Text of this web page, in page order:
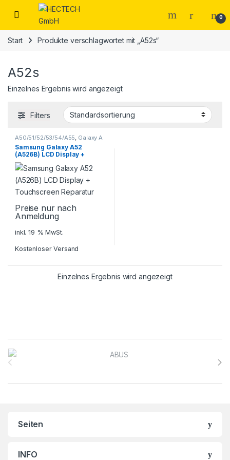
Open 0
Start Produkte verschlagwortet mit „A52s“
A52s
Einzelnes Ergebnis wird angezeigt
Filters
A50/51/52/53/54/A55, Galaxy A
Serie Samsung Smartphone
Reparatur
Samsung Galaxy A52
(A526B) LCD Display +
Touchscreen Reparatur
Preise nur nach
Anmeldung
inkl. 19 % MwSt.
Kostenloser Versand
Einzelnes Ergebnis wird angezeigt
Brands Carousel
Seiten
INFO